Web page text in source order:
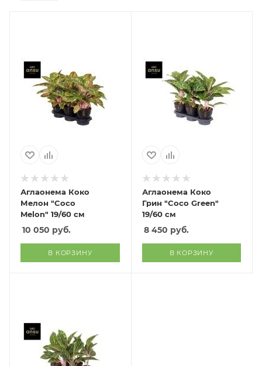
Аглаонема Коко
Мелон "Coco
Melon" 19/60 см
10 050 руб.
В КОРЗИНУ
Аглаонема Коко
Грин "Coco Green"
19/60 см
8 450 руб.
В КОРЗИНУ